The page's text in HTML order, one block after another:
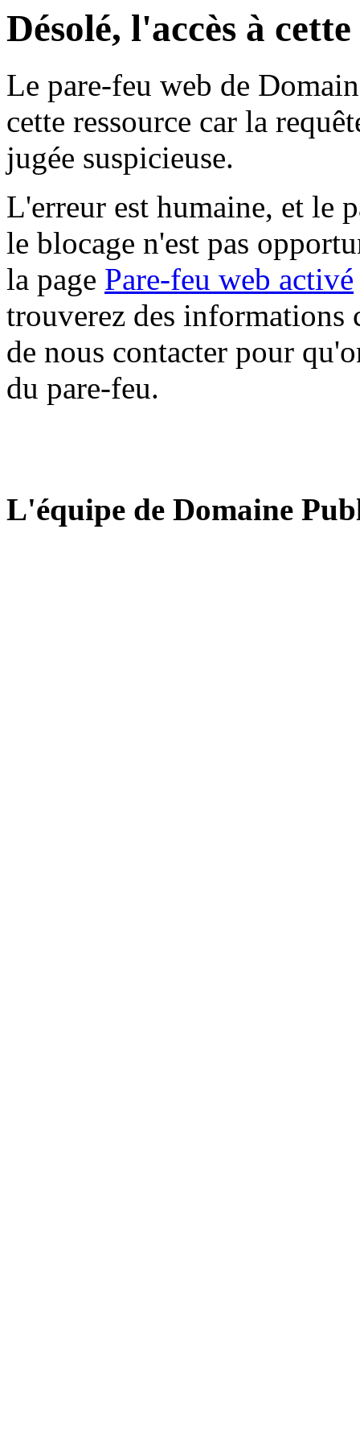
Désolé, l'accès à
Le pare-feu web de
cette ressource car la
jugée suspicieuse.
L'erreur est humaine, et le
le blocage n'est pas
la page Pare-feu web activé
trouverez des informations
de nous contacter pour
du pare-feu.
L'équipe de Domaine